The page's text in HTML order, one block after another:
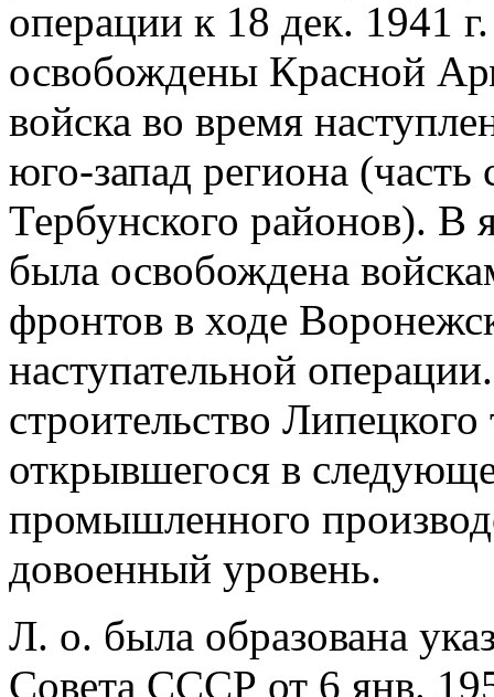
операции к 18 дек. 1941
освобождены Красной
войска во время
юго-запад региона (часть
Тербунского районов). В
была освобождена
фронтов в ходе
наступательной
строительство Липецкого
открывшегося в
промышленного
довоенный уровень.
Л. о. была образована
Совета СССР от 6 янв.